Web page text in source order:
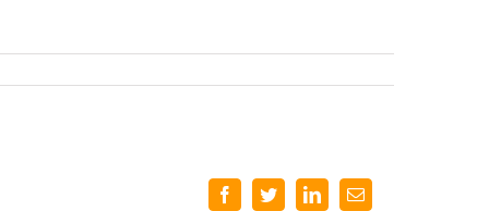
FacebookTwitterLinkedInEmail